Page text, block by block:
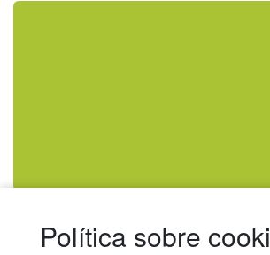
Política sobre